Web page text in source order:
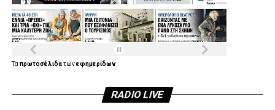
ΘΟΔΩΡΗΣ ΕΛΕΥΘΕΡΙΑΝΟΣ ΠΡΟΕΔΡΟΣ ΔΗΜΤΟ
ΠΕΡΙΣΤΕΡΙΟΥ
ΝΙΚΟΣ ΣΤΑΥΡΟΠΟΥΛΟΣ ΠΡΟΕΔΡΟΣ ΔΗΜΤΟ ΙΛΙΟΥ
ΧΑΙΔΑΡΙΟΥ
Ταπρωτοσέλιδατωνεφημερίδων
RADIO LIVE